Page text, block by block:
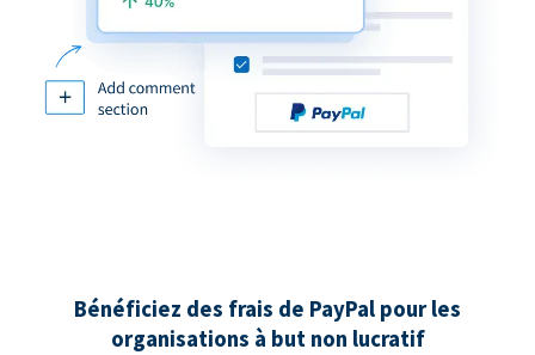
Bénéficiez des frais de PayPal pour les
organisations à but non lucratif